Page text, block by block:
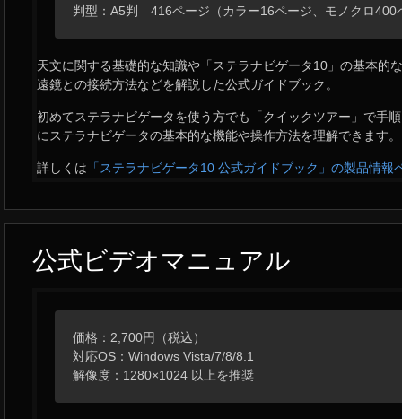
判型：A5判 416ページ（カラー16ページ、モノクロ400
天文に関する基礎的な知識や「ステラナビゲータ10」の基本的
遠鏡との接続方法などを解説した公式ガイドブック。
初めてステラナビゲータを使う方でも「クイックツアー」で手
にステラナビゲータの基本的な機能や操作方法を理解できます。
詳しくは 「ステラナビゲータ10 公式ガイドブック」の製品情報
公式ビデオマニュアル
価格：2,700円（税込）
対応OS：Windows Vista/7/8/8.1
解像度：1280×1024 以上を推奨